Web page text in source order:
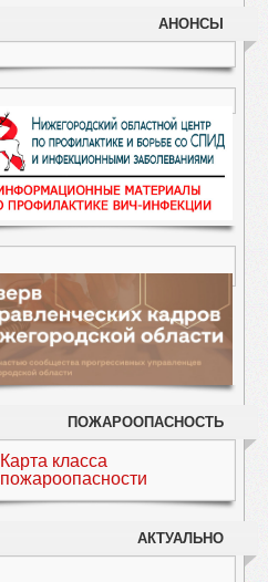
АНОНСЫ
ПОЖАРООПАСНОСТЬ
Карта класса
пожароопасности
АКТУАЛЬНО